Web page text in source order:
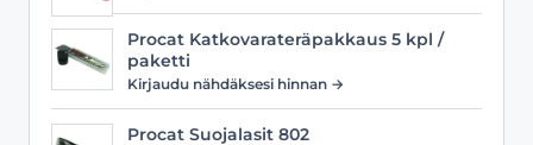
Procat Katkovarateräpakkaus 5 kpl /
paketti
Kirjaudu nähdäksesi hinnan →
Procat Suojalasit 802